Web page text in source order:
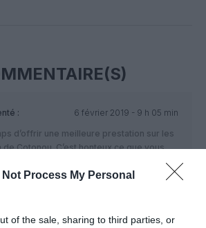
Not Process My Personal
of the sale, sharing to third parties, or
:
6 février 2019 - 9 h 05 min
d’offrir une meilleure prestation sur les
Cotonou. C’est honteux ce que vous
prix très élevés. Mon dernière voyage à
semaine, le siège était en train de tomber
cassé.